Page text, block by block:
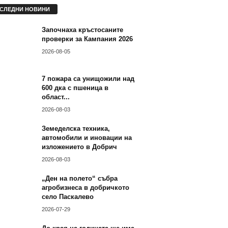
НОВИНИ
Започнаха кръстосаните
проверки за Кампания 2026
2026-08-05
7 пожара са унищожили
над 600 дка с пшеница в
област...
2026-08-03
Земеделска техника,
автомобили и иновации
на изложението в Добрич
2026-08-03
„Ден на полето“ събра
агробизнеса в добричкото
село Паскалево
2026-07-29